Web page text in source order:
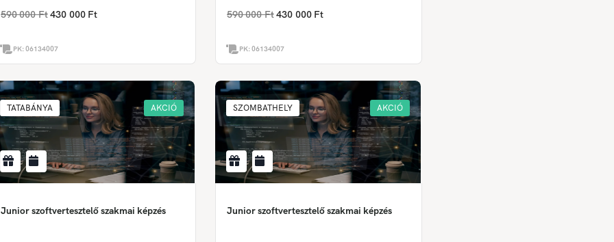
590 000 Ft 430 000 Ft
PK:06134007
590 000 Ft 430 000 Ft
PK:06134007
TATABÁNYA AKCIÓ
Junior szoftvertesztelő szakmai képzés
SZOMBATHELY AKCIÓ
Junior szoftvertesztelő szakmai képzés